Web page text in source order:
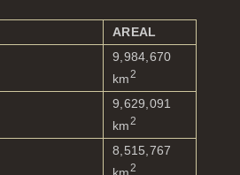
AREAL
9,984,670
km 2
9,629,091
km 2
8,515,767
km 2